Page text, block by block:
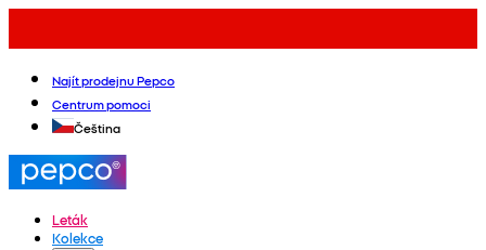
Najít prodejnu Pepco
Centrum pomoci
Čeština
Leták
Kolekce